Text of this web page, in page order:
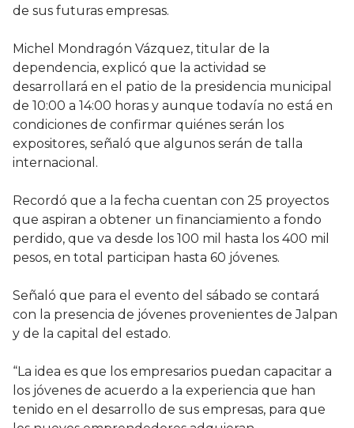
de sus futuras empresas.
Michel Mondragón Vázquez, titular de la
dependencia, explicó que la actividad se
desarrollará en el patio de la presidencia municipal
de 10:00 a 14:00 horas y aunque todavía no está en
condiciones de confirmar quiénes serán los
expositores, señaló que algunos serán de talla
internacional.
Recordó que a la fecha cuentan con 25 proyectos
que aspiran a obtener un financiamiento a fondo
perdido, que va desde los 100 mil hasta los 400 mil
pesos, en total participan hasta 60 jóvenes.
Señaló que para el evento del sábado se contará
con la presencia de jóvenes provenientes de Jalpan
y de la capital del estado.
“La idea es que los empresarios puedan capacitar a
los jóvenes de acuerdo a la experiencia que han
tenido en el desarrollo de sus empresas, para que